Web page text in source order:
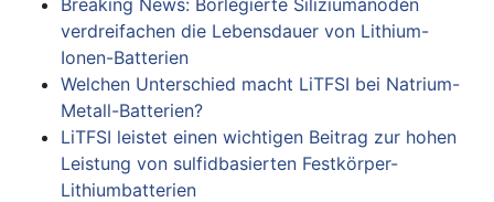
verdreifachen die Lebensdauer von Lithium-
Ionen-Batterien
Welchen Unterschied macht LiTFSI bei Natrium-
Metall-Batterien?
LiTFSI leistet einen wichtigen Beitrag zur hohen
Leistung von sulfidbasierten Festkörper-
Lithiumbatterien